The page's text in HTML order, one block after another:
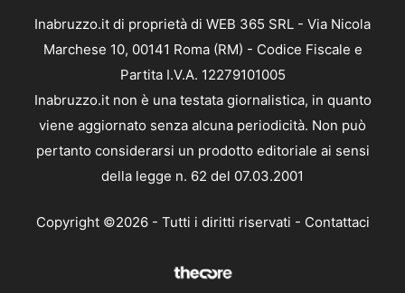
Inabruzzo.it di proprietà di WEB 365 SRL - Via Nicola
Marchese 10, 00141 Roma (RM) - Codice Fiscale e
Partita I.V.A. 12279101005
Inabruzzo.it non è una testata giornalistica, in quanto
viene aggiornato senza alcuna periodicità. Non può
pertanto considerarsi un prodotto editoriale ai sensi
della legge n. 62 del 07.03.2001
Copyright ©2026 - Tutti i diritti riservati - Contattaci